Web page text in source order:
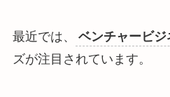
最近では、 ベンチャービジ
ズが注目されています。